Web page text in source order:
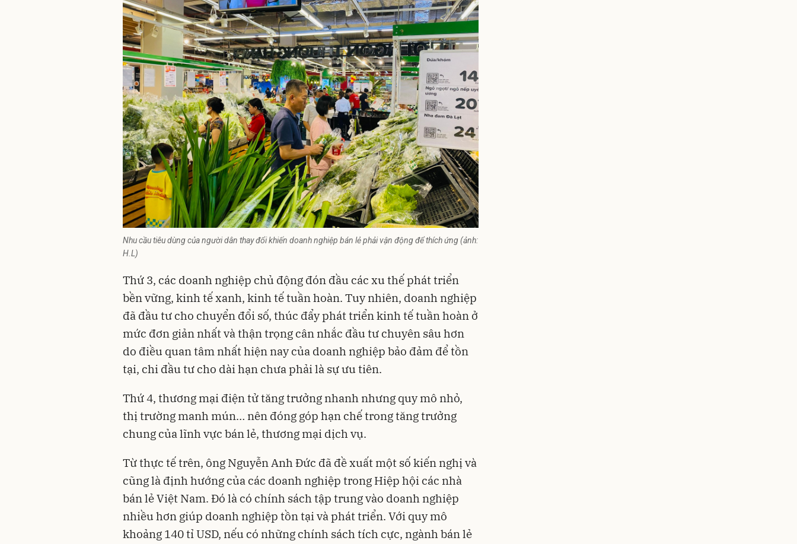
Nhu cầu tiêu dùng của người dân thay đổi khiến doanh nghiệp bán lẻ phải vận động để thích ứng (ảnh:
H.L)
Thứ 3, các doanh nghiệp chủ động đón đầu các xu thếphát triển
bền vững, kinh tế xanh, kinh tế tuần hoàn. Tuy nhiên, doanh nghiệp
đã đầu tư cho chuyển đổi số, thúc đẩy phát triển kinh tế tuần hoàn ở
mức đơn giản nhất và thận trọng cân nhắc đầu tư chuyên sâu hơn
do điều quan tâm nhất hiện nay của doanh nghiệp bảo đảm để tồn
tại, chi đầu tư cho dài hạn chưa phải là sự ưu tiên.
Thứ 4, thương mại điện tử tăng trưởng nhanh nhưng quy mô nhỏ,
thị trường manh mún… nên đóng góp hạn chế trong tăng trưởng
chung của lĩnh vực bán lẻ, thương mại dịch vụ.
Từ thực tế trên, ông Nguyễn Anh Đức đã đề xuất một số kiến nghị và
cũng là định hướng của các doanh nghiệp trong Hiệp hội các nhà
bán lẻ Việt Nam. Đó là có chính sách tập trung vào doanh nghiệp
nhiều hơn giúp doanh nghiệp tồn tại và phát triển. Với quy mô
khoảng 140 tỉ USD, nếu có những chính sách tích cực, ngành bán lẻ